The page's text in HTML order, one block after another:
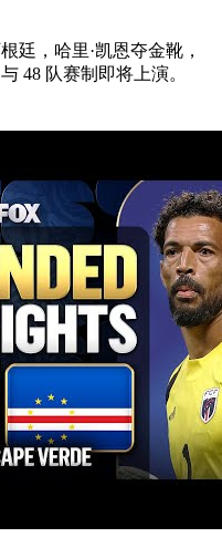
廷，哈里·凯恩夺金靴，
48 队赛制即将上演。